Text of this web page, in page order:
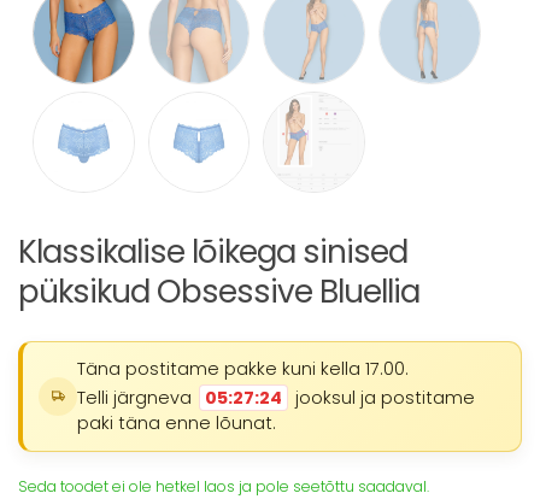
Klassikalise lõikega sinised
püksikud Obsessive Bluellia
Täna postitame pakke kuni kella 17.00.
Telli järgneva
05:27:24
jooksul ja postitame
paki täna enne lõunat.
Seda toodet ei ole hetkel laos ja pole seetõttu saadaval.